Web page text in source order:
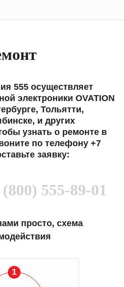
555 осуществляет
электроники OVATION
Тольятти,
и других
узнать о ремонте в
по телефону +7
заявку:
555-89-01
просто, схема
1